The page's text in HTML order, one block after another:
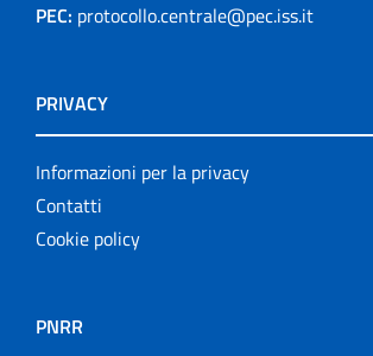
PEC: protocollo.centrale@pec.iss.it
PRIVACY
Informazioni per la privacy
Contatti
Cookie policy
PNRR